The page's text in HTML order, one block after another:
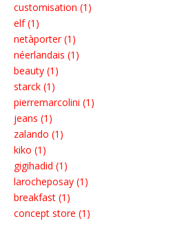
customisation (1)
elf (1)
netàporter (1)
néerlandais (1)
beauty (1)
starck (1)
pierremarcolini (1)
jeans (1)
zalando (1)
kiko (1)
gigihadid (1)
larocheposay (1)
breakfast (1)
concept store (1)